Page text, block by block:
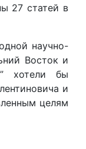
27 статей в
научно-
Восток и
хотели бы
и
целям